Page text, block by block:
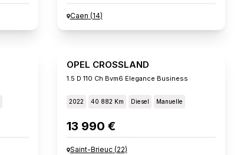
Caen (14)
OPEL CROSSLAND
1.5 D 110 Ch Bvm6 Elegance Business
2022 40 882 Km Diesel Manuelle
13 990 €
Saint-Brieuc(22)